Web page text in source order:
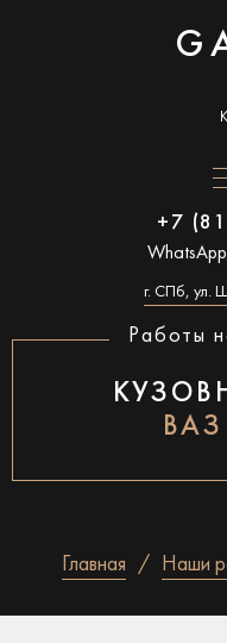
+7
г. СПб, ул.
Работы
Главная Наши